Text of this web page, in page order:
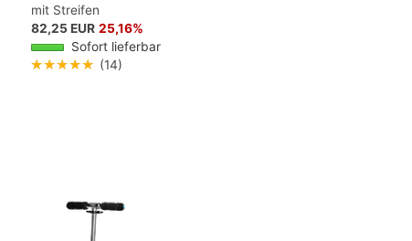
mit Streifen
82,25 EUR 25,16%
Sofort lieferbar
★★★★★ (14)